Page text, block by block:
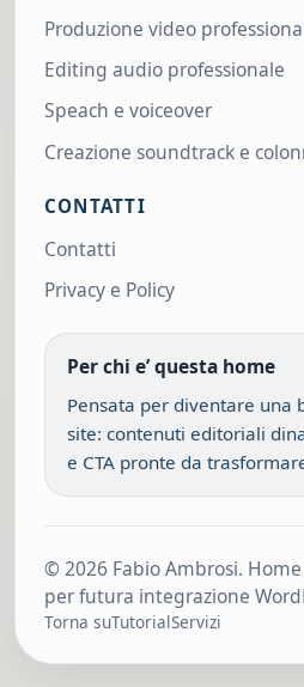
Produzione video
Editing audio professionale
Speach e voiceover
Creazione soundtrack e
CONTATTI
Contatti
Privacy e Policy
Per chi e’ questa home
Pensata per diventare una
site: contenuti editoriali
e CTA pronte da
© 2026 Fabio Ambrosi.
per futura integrazione
Torna suTutorialServizi